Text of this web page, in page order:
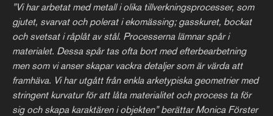
”Vi har arbetat med metall i olika tillverkningsprocesser, som
gjutet, svarvat och polerat i ekomässing; gasskuret, bockat
och svetsat i råplåt av stål. Processerna lämnar spår i
materialet. Dessa spår tas ofta bort med efterbearbetning
men som vi anser skapar vackra detaljer som är värda att
framhäva. Vi har utgått från enkla arketypiska geometrier med
stringent kurvatur för att låta materialitet och process ta för
sig och skapa karaktären i objekten” berättar Monica Förster